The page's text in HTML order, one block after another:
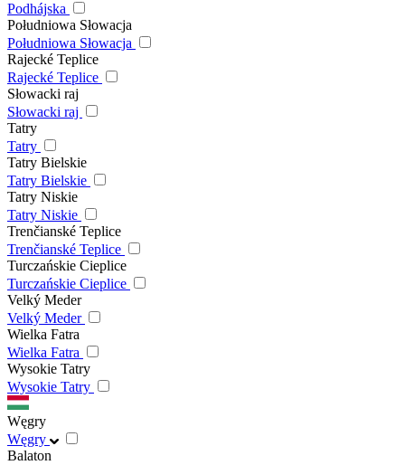
Podhájska
Południowa Słowacja
Południowa Słowacja
Rajecké Teplice
Rajecké Teplice
Słowacki raj
Słowacki raj
Tatry
Tatry
Tatry Bielskie
Tatry Bielskie
Tatry Niskie
Tatry Niskie
Trenčianské Teplice
Trenčianské Teplice
Turczańskie Cieplice
Turczańskie Cieplice
Velký Meder
Velký Meder
Wielka Fatra
Wielka Fatra
Wysokie Tatry
Wysokie Tatry
Węgry
Węgry
Balaton